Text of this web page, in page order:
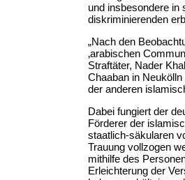
und insbesondere in
diskriminierenden
„Nach den
‚arabischen
Straftäter, Nader
Chaaban in
der anderen
Dabei fungiert der
Förderer der
staatlich-säkularen
Trauung vollzogen
mithilfe des
Erleichterung der